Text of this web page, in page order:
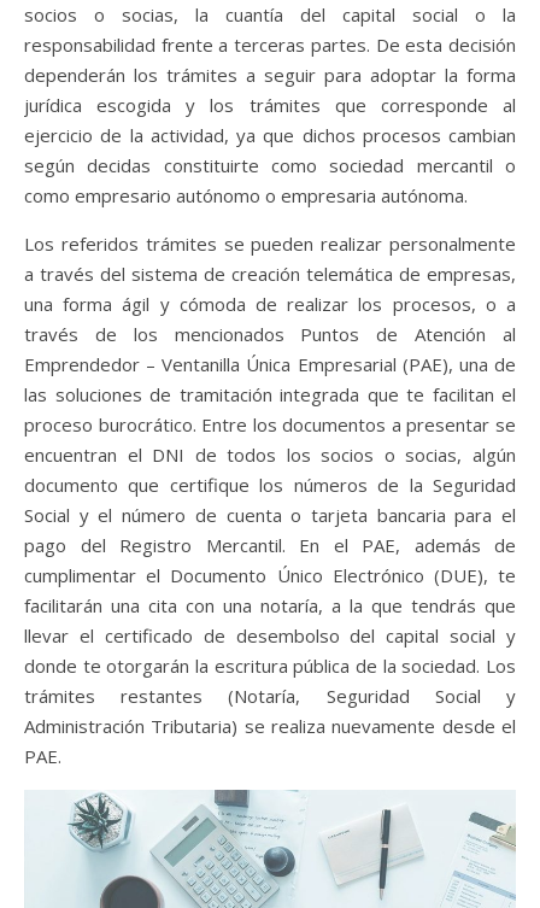
socios o socias, la cuantía del capital social o la
responsabilidad frente a terceras partes. De esta decisión
dependerán los trámites a seguir para adoptar la forma
jurídica escogida y los trámites que corresponde al
ejercicio de la actividad, ya que dichos procesos cambian
según decidas constituirte como sociedad mercantil o
como empresario autónomo o empresaria autónoma.
Los referidos trámites se pueden realizar personalmente
a través del sistema de creación telemática de empresas,
una forma ágil y cómoda de realizar los procesos, o a
través de los mencionados Puntos de Atención al
Emprendedor – Ventanilla Única Empresarial (PAE), una de
las soluciones de tramitación integrada que te facilitan el
proceso burocrático. Entre los documentos a presentar se
encuentran el DNI de todos los socios o socias, algún
documento que certifique los números de la Seguridad
Social y el número de cuenta o tarjeta bancaria para el
pago del Registro Mercantil. En el PAE, además de
cumplimentar el Documento Único Electrónico (DUE), te
facilitarán una cita con una notaría, a la que tendrás que
llevar el certificado de desembolso del capital social y
donde te otorgarán la escritura pública de la sociedad. Los
trámites restantes (Notaría, Seguridad Social y
Administración Tributaria) se realiza nuevamente desde el
PAE.